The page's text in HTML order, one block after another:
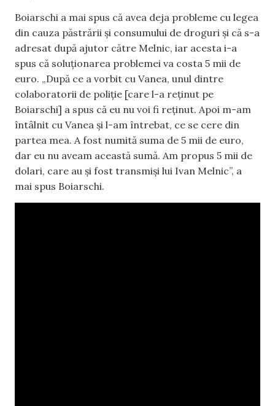
Boiarschi a mai spus că avea deja probleme cu legea
din cauza păstrării și consumului de droguri și că s-a
adresat după ajutor către Melnic, iar acesta i-a
spus că soluționarea problemei va costa 5 mii de
euro. „După ce a vorbit cu Vanea, unul dintre
colaboratorii de poliție [care l-a reținut pe
Boiarschi] a spus că eu nu voi fi reținut. Apoi m-am
întâlnit cu Vanea și l-am întrebat, ce se cere din
partea mea. A fost numită suma de 5 mii de euro,
dar eu nu aveam această sumă. Am propus 5 mii de
dolari, care au și fost transmiși lui Ivan Melnic”, a
mai spus Boiarschi.